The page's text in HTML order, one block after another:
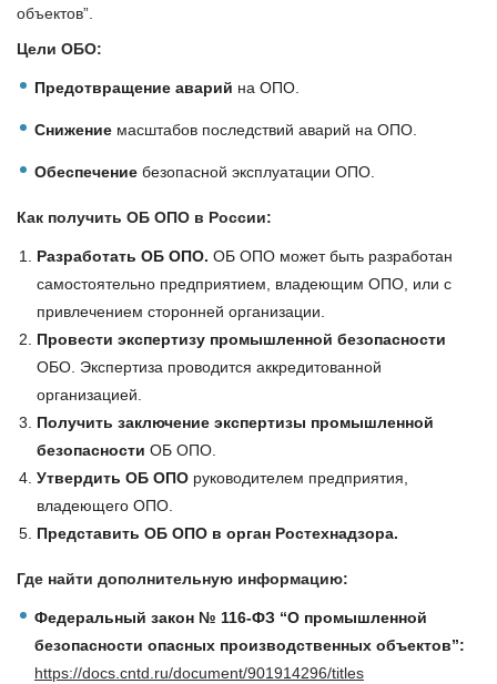
объектов”.
Цели ОБО:
Предотвращение аварий на ОПО.
Снижение масштабов последствий аварий на ОПО.
Обеспечение безопасной эксплуатации ОПО.
Как получить ОБ ОПО в России:
Разработать ОБ ОПО. ОБ ОПО может быть разработан
самостоятельно предприятием, владеющим ОПО, или с
привлечением сторонней организации.
Провести экспертизу промышленной безопасности
ОБО. Экспертиза проводится аккредитованной
организацией.
Получить заключение экспертизы промышленной
безопасности ОБ ОПО.
Утвердить ОБ ОПО руководителем предприятия,
владеющего ОПО.
Представить ОБ ОПО в орган Ростехнадзора.
Где найти дополнительную информацию:
Федеральный закон № 116-ФЗ “О промышленной
безопасности опасных производственных объектов”:
https://docs.cntd.ru/document/901914296/titles